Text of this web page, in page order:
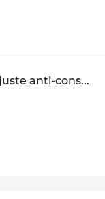
anti-cons...